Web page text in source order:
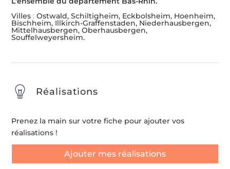
Villes :Ostwald, Schiltigheim, Eckbolsheim, Hoenheim,
Bischheim, Illkirch-Graffenstaden, Niederhausbergen,
Mittelhausbergen, Oberhausbergen,
Souffelweyersheim.
Réalisations
Prenez la main sur votre fiche pour ajouter vos
réalisations !
Ajouter mes réalisations